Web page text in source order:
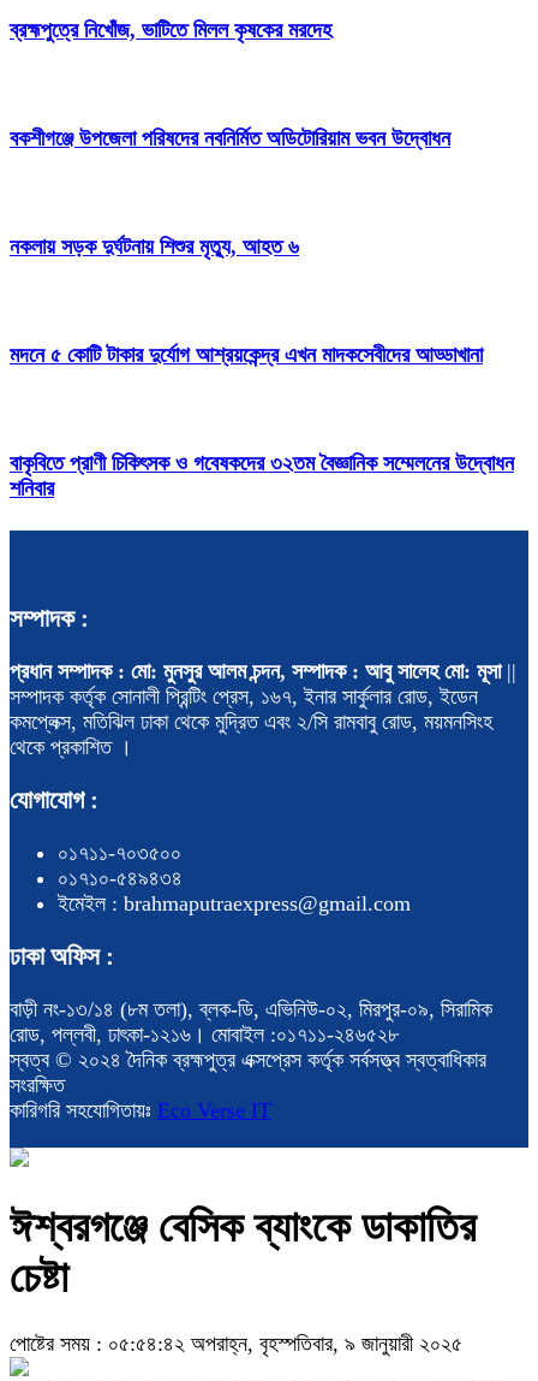
ব্রহ্মপুত্রে নিখোঁজ, ভাটিতে মিলল কৃষকের মরদেহ
বকশীগঞ্জে উপজেলা পরিষদের নবনির্মিত অডিটোরিয়াম ভবন উদ্বোধন
নকলায় সড়ক দুর্ঘটনায় শিশুর মৃত্যু, আহত ৬
মদনে ৫ কোটি টাকার দুর্যোগ আশ্রয়কেন্দ্র এখন মাদকসেবীদের আড্ডাখানা
বাকৃবিতে প্রাণী চিকিৎসক ও গবেষকদের ৩২তম বৈজ্ঞানিক সম্মেলনের উদ্বোধন
শনিবার
সম্পাদক :
প্রধান সম্পাদক : মো: মুনসুর আলম চন্দন, সম্পাদক : আবু সালেহ মো: মূসা||
সম্পাদক কর্তৃক সোনালী প্রিন্টিং প্রেস, ১৬৭, ইনার সার্কুলার রোড, ইডেন
কমপ্লেক্স, মতিঝিল ঢাকা থেকে মুদ্রিত এবং ২/সি রামবাবু রোড, ময়মনসিংহ
থেকে প্রকাশিত ।
যোগাযোগ :
০১৭১১-৭০৩৫০০
০১৭১০-৫৪৯৪৩৪
ইমেইল : brahmaputraexpress@gmail.com
ঢাকা অফিস :
বাড়ী নং-১৩/১৪ (৮ম তলা), ব্লক-ডি, এভিনিউ-০২, মিরপুর-০৯, সিরামিক
রোড, পল্লবী, ঢাৎকা-১২১৬। মোবাইল :০১৭১১-২৪৬৫২৮
স্বত্ব © ২০২৪ দৈনিক ব্রহ্মপুত্র এক্সপ্রেস কর্তৃক সর্বসত্ত্ব স্বত্বাধিকার
সংরক্ষিত
কারিগরি সহযোগিতায়ঃ Eco Verse IT
ঈশ্বরগঞ্জে বেসিক ব্যাংকে ডাকাতির
চেষ্টা
পোষ্টের সময় : ০৫:৫৪:৪২ অপরাহ্ন, বৃহস্পতিবার, ৯ জানুয়ারী ২০২৫